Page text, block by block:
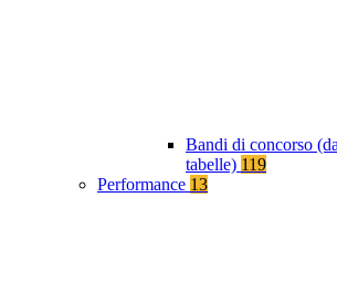
Bandi di concorso
tabelle) 119
Performance 13